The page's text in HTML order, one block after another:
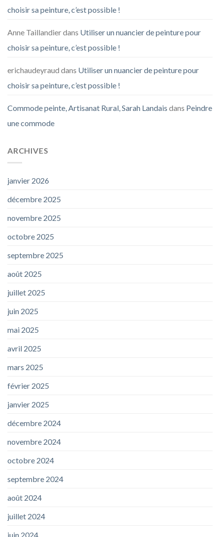
choisir sa peinture, c’est possible !
Anne Taillandierdans Utiliser un nuancier de peinture pour
choisir sa peinture, c’est possible !
erichaudeyraud dans Utiliser un nuancier de peinture pour
choisir sa peinture, c’est possible !
Commode peinte, Artisanat Rural, Sarah Landais dans Peindre
une commode
ARCHIVES
janvier 2026
décembre 2025
novembre 2025
octobre 2025
septembre 2025
août 2025
juillet 2025
juin 2025
mai 2025
avril 2025
mars 2025
février 2025
janvier 2025
décembre 2024
novembre 2024
octobre 2024
septembre 2024
août 2024
juillet 2024
juin 2024